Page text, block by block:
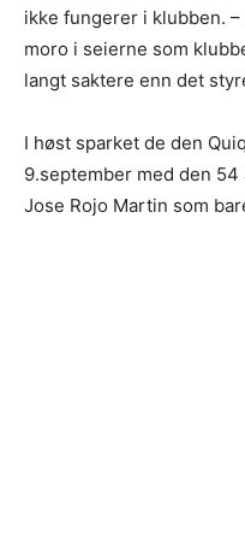
ikke fungerer i klubben.
moro i seierne som
langt saktere enn det
I høst sparket de den
9.september med den 54
Jose Rojo Martin som